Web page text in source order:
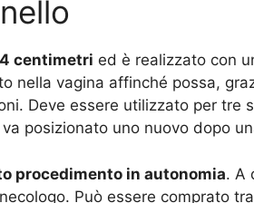
centimetri ed è realizzato con
nella vagina affinché possa,
Deve essere utilizzato per tre
posizionato uno nuovo dopo
procedimento in autonomia. A
Può essere comprato